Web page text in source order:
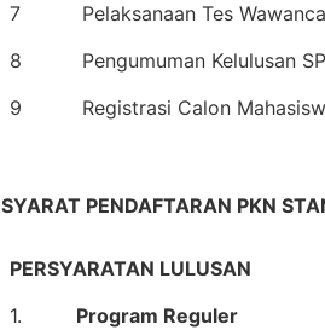
7
Pelaksanaan Tes
8
Pengumuman Kelulusan
9
Registrasi Calon
SYARAT PENDAFTARAN PKN
PERSYARATAN LULUSAN
1.
Program Reguler